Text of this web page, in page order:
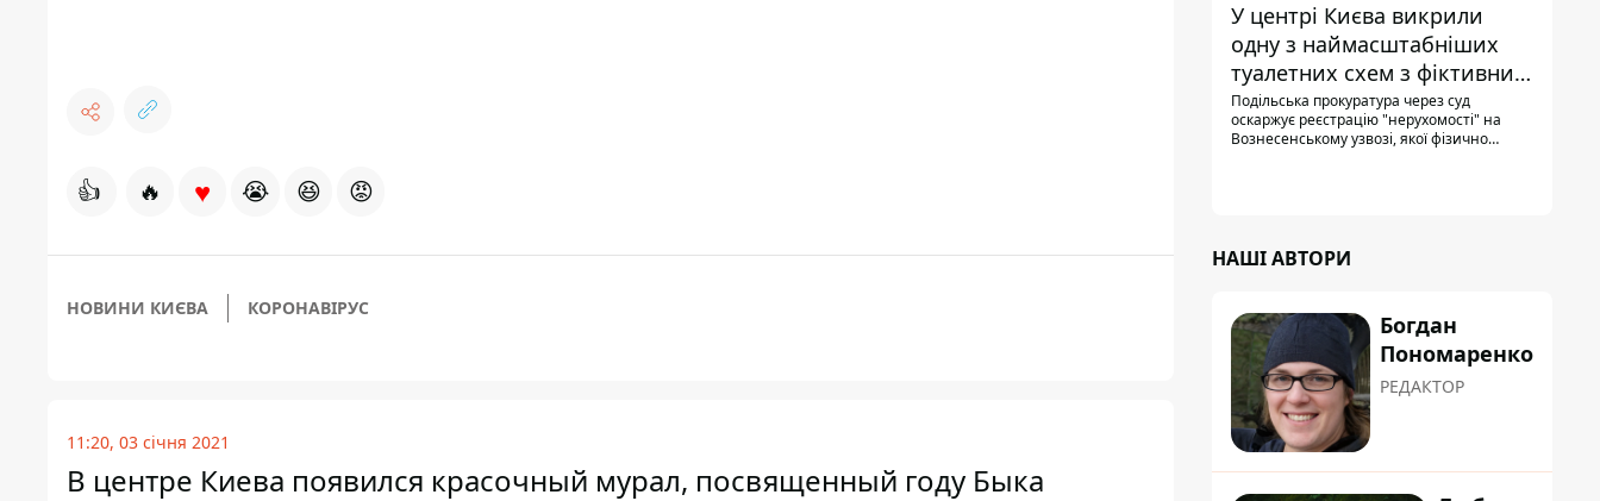
👍 🔥 ♥ 😭 😆 😡
НОВИНИ КИЄВА КОРОНАВІРУС
11:20, 03 січня 2021
В центре Киева появился красочный мурал, посвященный году Быка
У центрі Києва викрили
одну з наймасштабніших
туалетних схем з фіктивним
будинком
Подільська прокуратура через суд
оскаржує реєстрацію "нерухомості" на
Вознесенському узвозі, якої фізично
НАШІ АВТОРИ
Богдан
Пономаренко
РЕДАКТОР